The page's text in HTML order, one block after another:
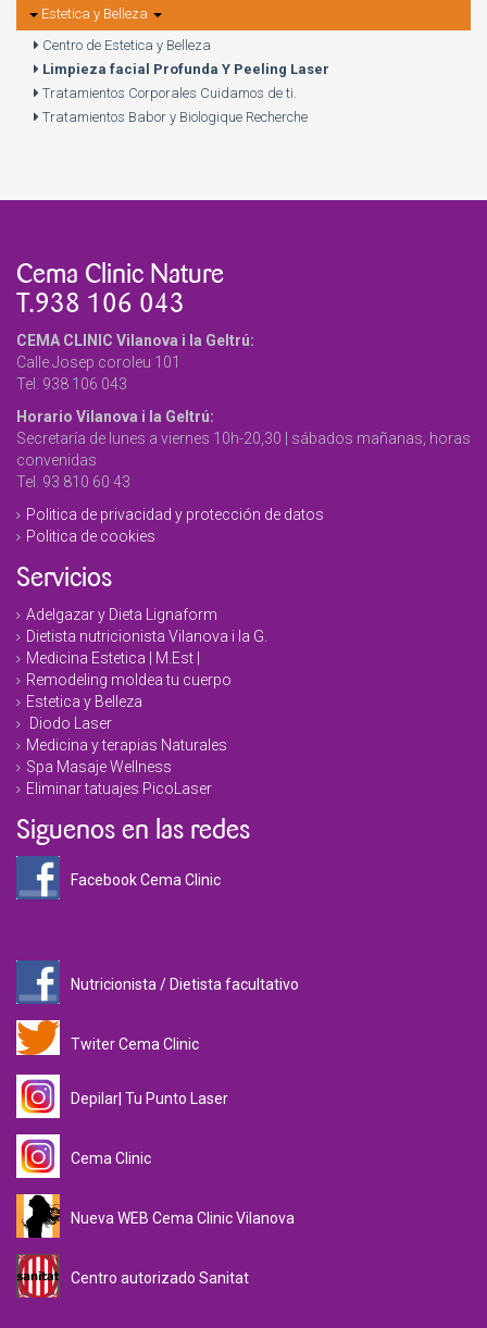
Estetica y Belleza
Centro de Estetica y Belleza
Limpieza facial Profunda Y Peeling Laser
Tratamientos Corporales Cuidamos de ti.
Tratamientos Babor y Biologique Recherche
Cema Clinic Nature
T.938 106 043
CEMA CLINIC Vilanova i la Geltrú:
Calle Josep coroleu 101
Tel. 938 106 043
Horario Vilanova i la Geltrú:
Secretaría de lunes a viernes 10h-20,30 | sábados mañanas, horas
convenidas
Tel. 93 810 60 43
Politica de privacidad y protección de datos
Politica de cookies
Servicios
Adelgazar y Dieta Lignaform
Dietista nutricionista Vilanova i la G.
Medicina Estetica | M.Est |
Remodeling moldea tu cuerpo
Estetica y Belleza
Diodo Laser
Medicina y terapias Naturales
Spa Masaje Wellness
Eliminar tatuajes PicoLaser
Siguenos en las redes
Facebook Cema Clinic
Nutricionista / Dietista facultativo
Twiter Cema Clinic
Depilar| Tu Punto Laser
Cema Clinic
Nueva WEB Cema Clinic Vilanova
Centro autorizado Sanitat